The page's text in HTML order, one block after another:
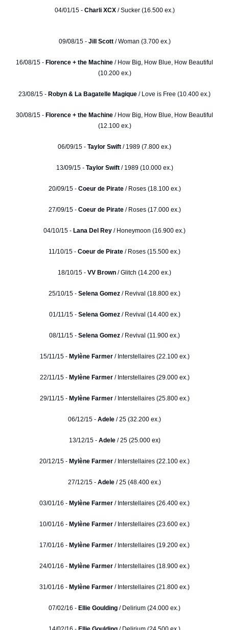
04/01/15 - Charli XCX/ Sucker (16.500 ex.)
09/08/15 - Jill Scott / Woman (3.700 ex.)
16/08/15 - Florence + the Machine / How Big, How Blue, How Beautiful
(10.200 ex.)
23/08/15 - Robyn & La Bagatelle Magique / Love is Free (10.400 ex.)
30/08/15 - Florence + the Machine / How Big, How Blue, How Beautiful
(12.100 ex.)
06/09/15 - Taylor Swift / 1989 (7.800 ex.)
13/09/15 - Taylor Swift / 1989 (10.000 ex.)
20/09/15 - Coeur de Pirate/ Roses (18.100 ex.)
27/09/15 - Coeur de Pirate/ Roses (17.000 ex.)
04/10/15 - Lana Del Rey / Honeymoon (16.900 ex.)
11/10/15 - Coeur de Pirate / Roses (15.500 ex.)
18/10/15 - VV Brown / Glitch (14.200 ex.)
25/10/15 - Selena Gomez / Revival (18.800 ex.)
01/11/15 - Selena Gomez/ Revival (14.400 ex.)
08/11/15 - Selena Gomez / Revival (11.900 ex.)
15/11/15 - Mylène Farmer/ Interstellaires (22.100 ex.)
22/11/15 - Mylène Farmer/ Interstellaires (29.000 ex.)
29/11/15 - Mylène Farmer/ Interstellaires (25.800 ex.)
06/12/15 - Adele / 25 (32.200 ex.)
13/12/15 - Adele / 25 (25.000 ex)
20/12/15 - Mylène Farmer / Interstellaires (22.100 ex.)
27/12/15 - Adele / 25 (48.400 ex.)
03/01/16 - Mylène Farmer / Interstellaires (26.400 ex.)
10/01/16 - Mylène Farmer / Interstellaires (23.600 ex.)
17/01/16 - Mylène Farmer / Interstellaires (19.200 ex.)
24/01/16 - Mylène Farmer / Interstellaires (18.900 ex.)
31/01/16 - Mylène Farmer / Interstellaires (21.800 ex.)
07/02/16 - Ellie Goulding / Delirium (24.000 ex.)